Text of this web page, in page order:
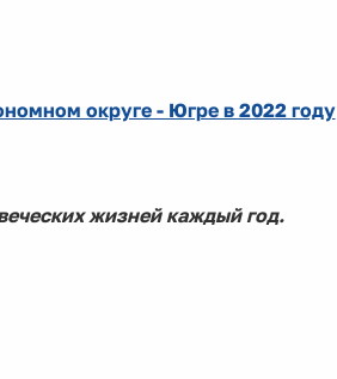
округе - Югре в 2022 году
жизней каждый год.